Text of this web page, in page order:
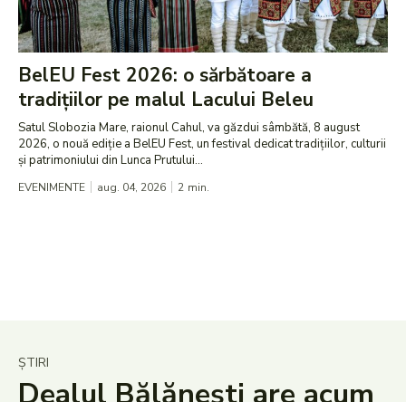
BelEU Fest 2026: o sărbătoare a
tradițiilor pe malul Lacului Beleu
Satul Slobozia Mare, raionul Cahul, va găzdui sâmbătă, 8 august
2026, o nouă ediție a BelEU Fest, un festival dedicat tradițiilor, culturii
și patrimoniului din Lunca Prutului...
EVENIMENTE aug. 04, 2026 2 min.